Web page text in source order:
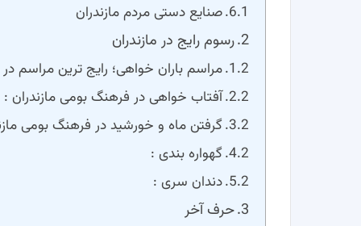
صنایع دستی مردم مازندران
رسوم رایج در مازندران
مراسم باران خواهی؛ رایج ترین مراسم در
آفتاب خواهی در فرهنگ بومی مازندران :
گرفتن ماه و خورشید در فرهنگ بومی
گهواره بندی :
دندان سری :
حرف آخر